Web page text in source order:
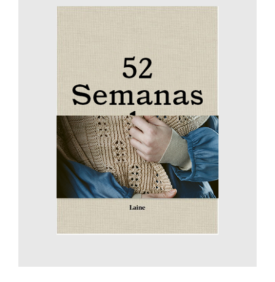
AÑADIR AL CARRITO
/
DETALLES